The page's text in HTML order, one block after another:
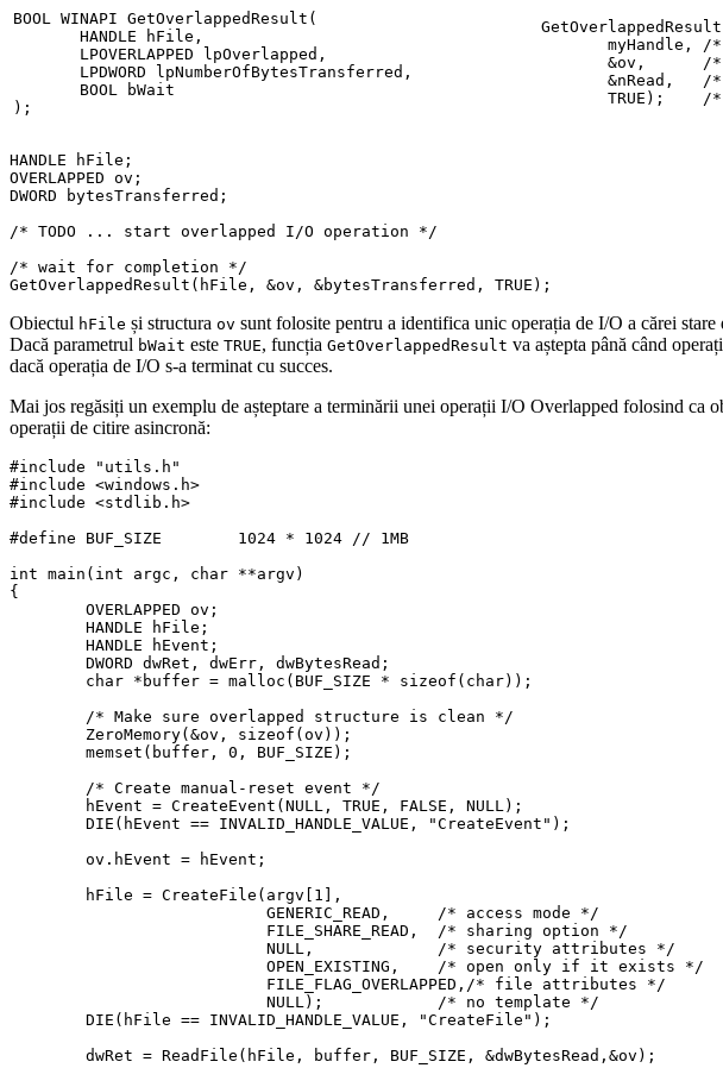
BOOL WINAPI GetOverlappedResult (
       HANDLE hFile
,
       LPOVERLAPPED lpOverlapped
,
       LPDWORD lpNumberOfBytesTransferred
,
) ;
GetOverlappedResult
       myHandle
,
/*
&ov ,
/*
&nRead ,
/*
       TRUE
) ; /*
HANDLE hFile ;
OVERLAPPED ov ;
DWORD bytesTransferred ;
/* TODO ... start overlapped I/O operation */
/* wait for completion */
GetOverlappedResult ( hFile , &ov , &bytesTransferred , TRUE ) ;
Obiectul hFile și structura ov sunt folosite pentru a identifica unic operația de I/O a cărei stare
Dacă parametrul bWait este TRUE, funcția GetOverlappedResult va aștepta până când
dacă operația de I/O s-a terminat cu succes.
Mai jos regăsiți un exemplu de așteptare a terminării unei operații I/O Overlapped folosind ca
operații de citire asincronă:
#include "utils.h"
#include <windows.h>
#include <stdlib.h>
#define BUF_SIZE	1024 * 1024 // 1MB
int main ( int argc , char **argv )
{
OVERLAPPED ov ;
	HANDLE hFile
;
	HANDLE hEvent
;
	DWORD dwRet
, dwErr , dwBytesRead ;
char * buffer = malloc ( BUF_SIZE * sizeof ( char) ) ;
/* Make sure overlapped structure is clean */
	ZeroMemory
( &ov , sizeof ( ov ) ) ;
	memset
( buffer , 0 , BUF_SIZE ) ;
/* Create manual-reset event */
	hEvent
= CreateEvent ( NULL , TRUE , FALSE , NULL) ;
	DIE
( hEvent == INVALID_HANDLE_VALUE , "CreateEvent" ) ;
	ov.
hEvent = hEvent ;
	hFile
= CreateFile ( argv 1
,
                           GENERIC_READ
,
/* access mode */
                           FILE_SHARE_READ
,
/* sharing option */
                           NULL
,
/* security attributes */
                           OPEN_EXISTING
,
/* open only if it exists */
                           FILE_FLAG_OVERLAPPED
, /* file attributes */
                           NULL
) ;
/* no template */
	DIE
( hFile == INVALID_HANDLE_VALUE , "CreateFile" ) ;
	dwRet
= ReadFile ( hFile , buffer , BUF_SIZE , &dwBytesRead ,&ov ) ;